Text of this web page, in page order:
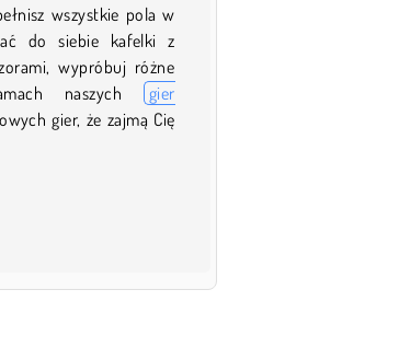
wszystkie pola w
do siebie kafelki z
wypróbuj różne
naszych
gier
gier, że zajmą Cię